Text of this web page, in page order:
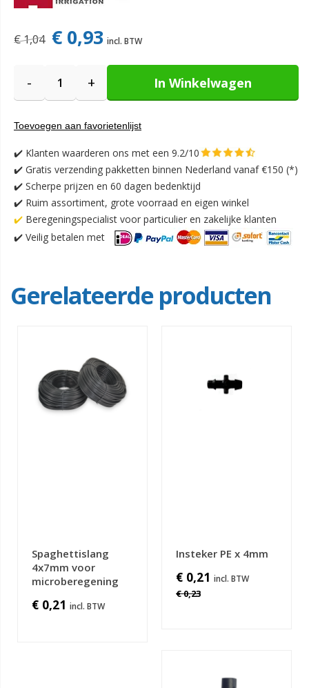
€ 0,93
€ 1,04
- + In Winkelwagen
Toevoegen aan favorietenlijst
✔️ Klanten waarderen ons met een 9.2/10
✔️ Gratis verzending pakketten binnen Nederland vanaf €150 (*)
✔️ Scherpe prijzen en 60 dagen bedenktijd
✔️ Ruim assortiment, grote voorraad en eigen winkel
✔️ Beregeningspecialist voor particulier en zakelijke klanten
✔️ Veilig betalen met
Gerelateerde producten
Spaghettislang
4x7mm voor
microberegening
€ 0,21
Insteker PE x 4mm
€ 0,21
€ 0,23